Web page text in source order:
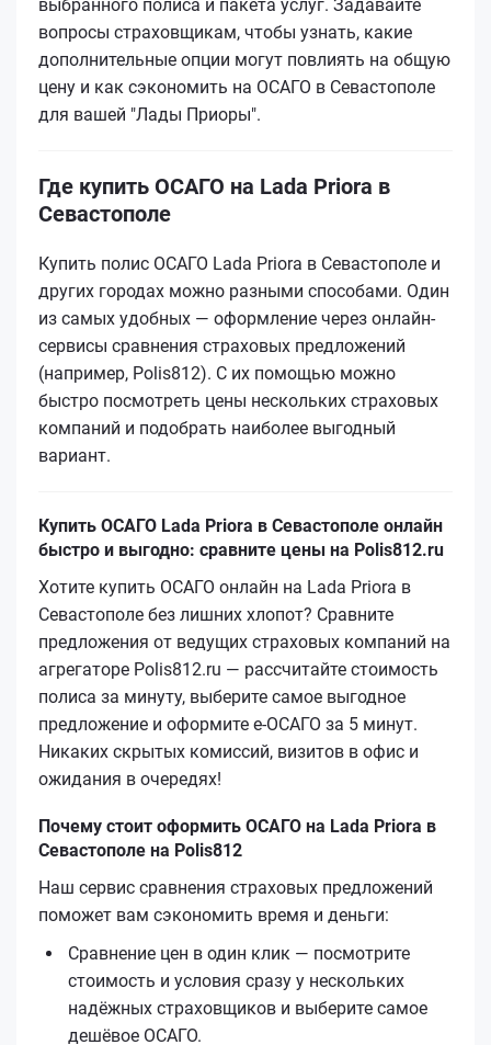
выбранного полиса и пакета услуг. Задавайте
вопросы страховщикам, чтобы узнать, какие
дополнительные опции могут повлиять на общую
цену и как сэкономить на ОСАГО в Севастополе
для вашей "Лады Приоры".
Где купить ОСАГО на Lada Priora в
Севастополе
Купить полис ОСАГО Lada Priora в Севастополе и
других городах можно разными способами. Один
из самых удобных — оформление через онлайн-
сервисы сравнения страховых предложений
(например, Polis812). С их помощью можно
быстро посмотреть цены нескольких страховых
компаний и подобрать наиболее выгодный
вариант.
Купить ОСАГО Lada Priora в Севастополе онлайн
быстро и выгодно: сравните цены на Polis812.ru
Хотите купить ОСАГО онлайн на Lada Priora в
Севастополе без лишних хлопот? Сравните
предложения от ведущих страховых компаний на
агрегаторе Polis812.ru — рассчитайте стоимость
полиса за минуту, выберите самое выгодное
предложение и оформите е‑ОСАГО за 5 минут.
Никаких скрытых комиссий, визитов в офис и
ожидания в очередях!
Почему стоит оформить ОСАГО на Lada Priora в
Севастополе на Polis812
Наш сервис сравнения страховых предложений
поможет вам сэкономить время и деньги:
Сравнение цен в один клик — посмотрите
стоимость и условия сразу у нескольких
надёжных страховщиков и выберите самое
дешёвое ОСАГО.